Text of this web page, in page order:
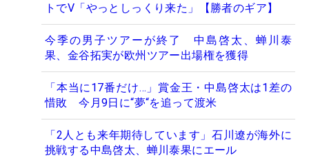
トでV「やっとしっくり来た」【勝者のギア】
今季の男子ツアーが終了 中島啓太、蝉川泰
果、金谷拓実が欧州ツアー出場権を獲得
「本当に17番だけ…」賞金王・中島啓太は1差の
惜敗 今月9日に“夢“を追って渡米
「2人とも来年期待しています」石川遼が海外に
挑戦する中島啓太、蝉川泰果にエール